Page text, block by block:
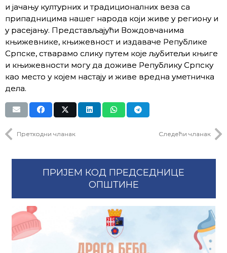
и јачању културних и традиционалних веза са
припадницима нашег народа који живе у региону и
у расејању. Представљајући Вождовчанима
књижевнике, књижевност и издаваче Републике
Српске, стварамо слику путем које љубитељи књиге
и књижевности могу да доживе Републику Српску
као место у којем настају и живе вредна уметничка
дела.
Претходни чланак Следећи чланак
ПРИЈЕМ КОД ПРЕДСЕДНИЦЕ
ОПШТИНЕ